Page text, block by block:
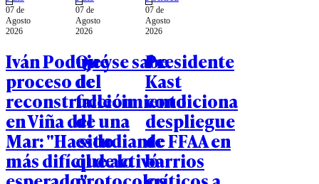
07 de
Agosto
2026
Iván Poduje y
proceso de
reconstrucción
en Viña del
Mar: "Ha sido
más difícil de lo
07 de
Agosto
2026
Qué se sabe
del
fallecimiento
de una
estudiante
que activó
07 de
Agosto
2026
Presidente
Kast
condiciona
despliegue
de FFAA en
barrios